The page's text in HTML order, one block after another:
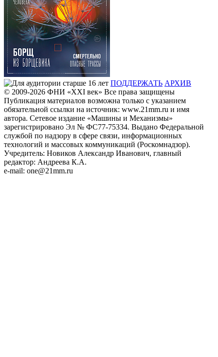
ПОДДЕРЖАТЬ АРХИВ
© 2009-2026 ФHИ «XXI век» Все права защищены
Публикация материалов возможна только с указанием
обязательной ссылки на источник: www.21mm.ru и имя
автора. Сетевое издание «Машины и Механизмы»
зарегистрировано Эл № ФС77-75334. Выдано Федеральной
службой по надзору в сфере связи, информационных
технологий и массовых коммуникаций (Роскомнадзор).
Учредитель: Новиков Александр Иванович, главный
редактор: Андреева К.А.
e-mail: one@21mm.ru